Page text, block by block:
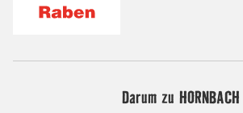
Darum zu HORNBACH